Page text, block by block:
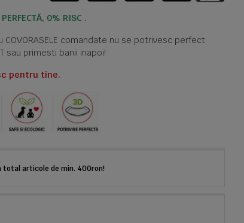
0% RISC .
COVORASELE comandate nu se potrivesc perfect
sau primesti banii inapoi!
pentru tine.
total articole de min. 400ron!